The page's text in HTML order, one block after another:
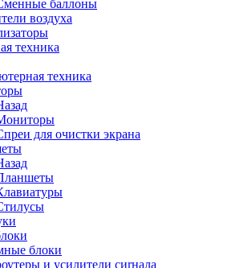
баллоны
воздуха
техника
техника
для очистки экрана
блоки
и усилители сиrнала